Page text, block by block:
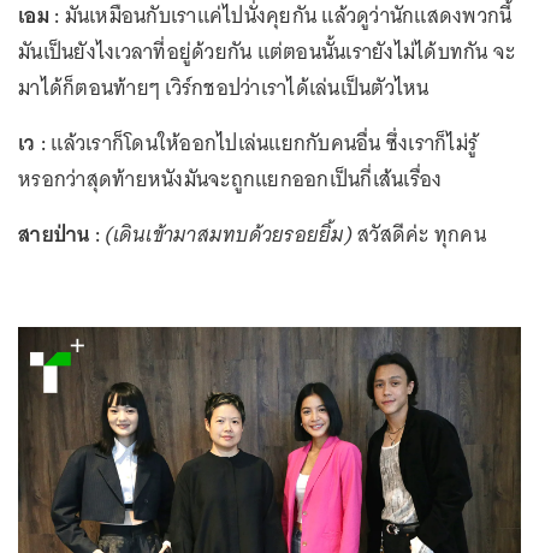
เอม :มันเหมือนกับเราแค่ไปนั่งคุยกัน แล้วดูว่านักแสดงพวกนี้
มันเป็นยังไงเวลาที่อยู่ด้วยกัน แต่ตอนนั้นเรายังไม่ได้บทกัน จะ
มาได้ก็ตอนท้ายๆ เวิร์กชอปว่าเราได้เล่นเป็นตัวไหน
เว :แล้วเราก็โดนให้ออกไปเล่นแยกกับคนอื่น ซึ่งเราก็ไม่รู้
หรอกว่าสุดท้ายหนังมันจะถูกแยกออกเป็นกี่เส้นเรื่อง
สายป่าน :(เดินเข้ามาสมทบด้วยรอยยิ้ม)สวัสดีค่ะ ทุกคน